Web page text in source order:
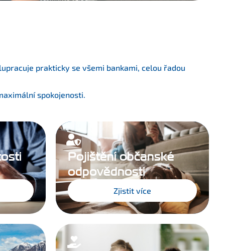
prakticky se všemi bankami, celou řadou
spokojenosti.
Pojištění občanské
odpovědnosti
Zjistit více